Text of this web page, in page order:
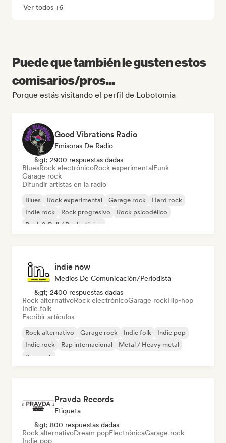
Ver todos +6
Puede que también le gusten estos
comisarios/pros...
Porque estás visitando el perfil de Lobotomia
Good Vibrations Radio
Emisoras De Radio
&gt; 2900 respuestas dadas
BluesRock electrónicoRock experimentalFunk
Garage rock
Difundir artistas en la radio
Blues Rock experimental Garage rock
Hard rock
Indie rock
Rock progresivo
Rock psicodélico
Rock & Roll / Rock clásico
indie now
Medios De Comunicación/Periodista
&gt; 2400 respuestas dadas
Rock alternativoRock electrónicoGarage rockHip-hop
Indie folk
Escribir artículos
Rock alternativo Garage rock Indie folk
Indie pop
Indie rock
Rap internacional
Metal / Heavy metal
Pop rock
Pravda Records
Etiqueta
&gt; 800 respuestas dadas
Rock alternativoDream popElectrónicaGarage rock
Indie pop